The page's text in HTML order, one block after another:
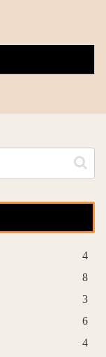
4
8
3
6
4